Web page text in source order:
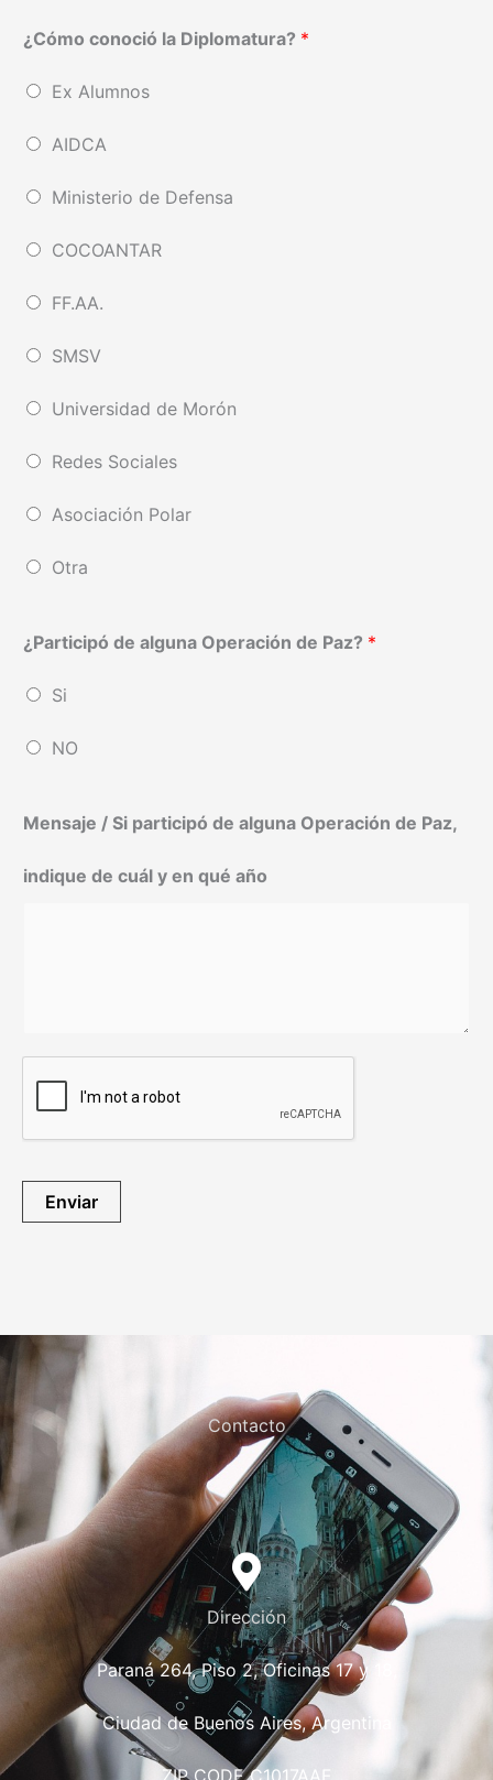
Contacto
Dirección
Paraná 264, Piso 2, Oficinas 17 y 18,
Ciudad de Buenos Aires, Argentina
ZIP CODE C1017AAF
¿Cómo conoció la Diplomatura? *
Ex Alumnos
AIDCA
Ministerio de Defensa
COCOANTAR
FF.AA.
SMSV
Universidad de Morón
Redes Sociales
Asociación Polar
Otra
¿Participó de alguna Operación de Paz? *
Si
NO
Mensaje / Si participó de alguna Operación de Paz,
indique de cuál y en qué año
Enviar